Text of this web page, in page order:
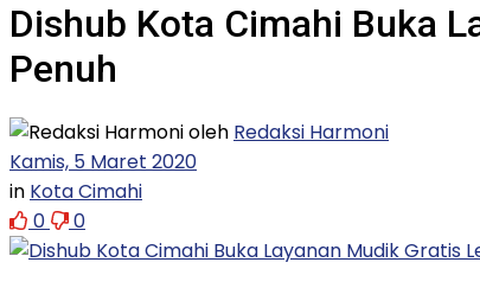
Dishub Kota Cimahi Buka
Penuh
oleh Redaksi Harmoni
Kamis, 5 Maret 2020
in Kota Cimahi
0
0